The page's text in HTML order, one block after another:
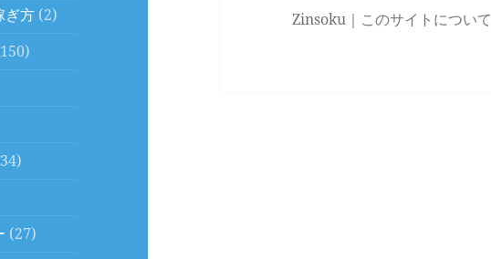
ぎ方 (2)
(27)
Zinsoku｜ このサイトについて